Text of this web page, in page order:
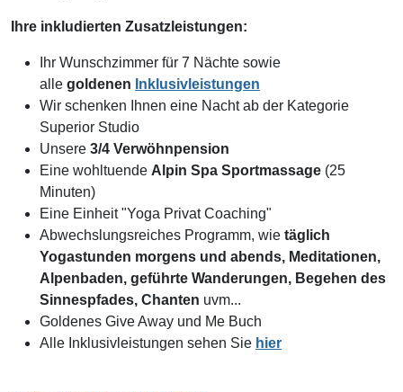
Ihre inkludierten Zusatzleistungen:
Ihr Wunschzimmer für 7 Nächte sowie
alle goldenen Inklusivleistungen
Wir schenken Ihnen eine Nacht ab der Kategorie
Superior Studio
Unsere 3/4 Verwöhnpension
Eine wohltuende Alpin Spa Sportmassage (25
Minuten)
Eine Einheit "Yoga Privat Coaching"
Abwechslungsreiches Programm, wie täglich
Yogastunden morgens und abends, Meditationen,
Alpenbaden, geführte Wanderungen, Begehen des
Sinnespfades, Chanten uvm...
Goldenes Give Away und Me Buch
Alle Inklusivleistungen sehen Sie hier